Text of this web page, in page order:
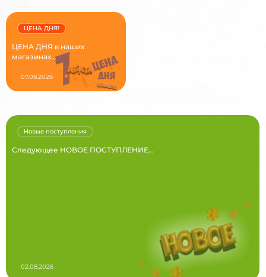
ЦЕНА ДНЯ в наших
магазинах...
ЦЕНА ДНЯ!
07.08.2026
Следующее НОВОЕ ПОСТУПЛЕНИЕ...
Новые поступления
02.08.2026